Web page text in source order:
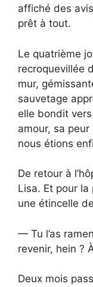
affiché des
prêt à tout.
Le quatrième
recroquevillée
mur,
sauvetage
elle bondit
amour, sa
nous étions
De retour à
Lisa. Et pour
une étincelle
— Tu l’as
revenir, hein ?
Deux mois